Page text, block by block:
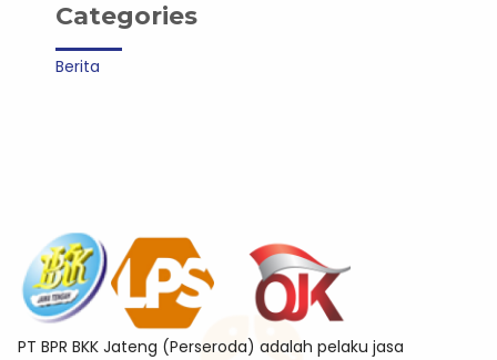
Categories
Berita
PT BPR BKK Jateng (Perseroda) adalah pelaku jasa